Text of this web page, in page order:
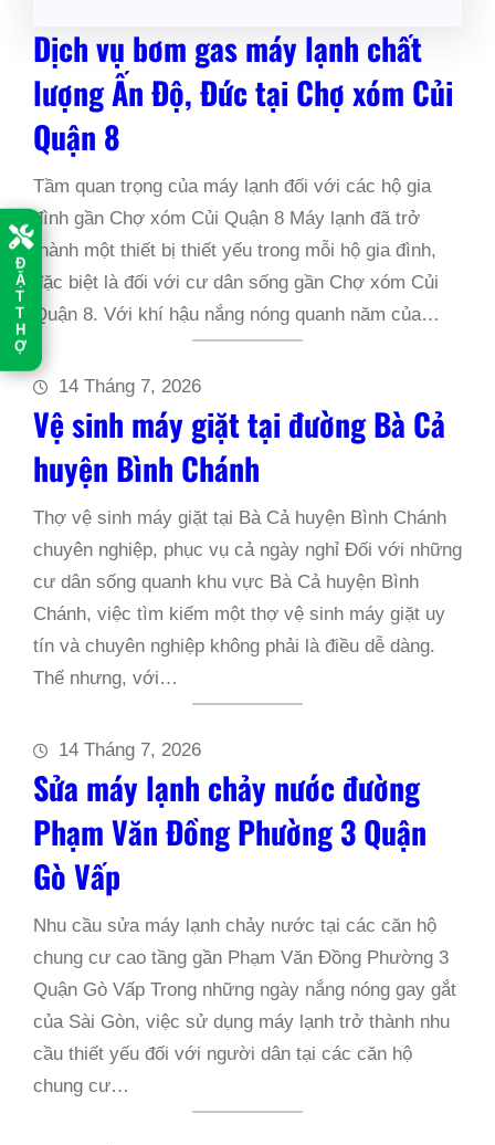
Đ
Ặ
T
T
H
Ợ
Dịch vụ bơm gas máy lạnh chất
lượng Ấn Độ, Đức tại Chợ xóm Củi
Quận 8
Tầm quan trọng của máy lạnh đối với các hộ gia
đình gần Chợ xóm Củi Quận 8 Máy lạnh đã trở
thành một thiết bị thiết yếu trong mỗi hộ gia đình,
đặc biệt là đối với cư dân sống gần Chợ xóm Củi
Quận 8. Với khí hậu nắng nóng quanh năm của…
14 Tháng 7, 2026
Vệ sinh máy giặt tại đường Bà Cả
huyện Bình Chánh
Thợ vệ sinh máy giặt tại Bà Cả huyện Bình Chánh
chuyên nghiệp, phục vụ cả ngày nghỉ Đối với những
cư dân sống quanh khu vực Bà Cả huyện Bình
Chánh, việc tìm kiếm một thợ vệ sinh máy giặt uy
tín và chuyên nghiệp không phải là điều dễ dàng.
Thế nhưng, với…
14 Tháng 7, 2026
Sửa máy lạnh chảy nước đường
Phạm Văn Đồng Phường 3 Quận
Gò Vấp
Nhu cầu sửa máy lạnh chảy nước tại các căn hộ
chung cư cao tầng gần Phạm Văn Đồng Phường 3
Quận Gò Vấp Trong những ngày nắng nóng gay gắt
của Sài Gòn, việc sử dụng máy lạnh trở thành nhu
cầu thiết yếu đối với người dân tại các căn hộ
chung cư…